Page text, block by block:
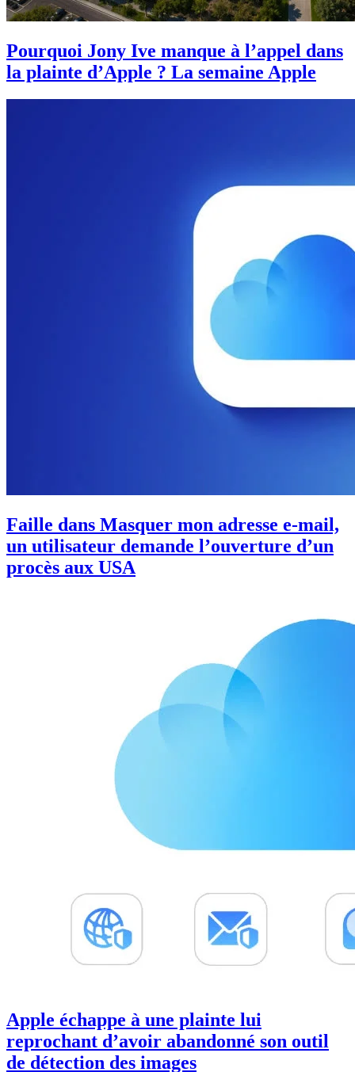
Pourquoi Jony Ive manque à l’appel dans
la plainte d’Apple ? La semaine Apple
Faille dans Masquer mon adresse e-mail,
un utilisateur demande l’ouverture d’un
procès aux USA
Apple échappe à une plainte lui
reprochant d’avoir abandonné son outil
de détection des images